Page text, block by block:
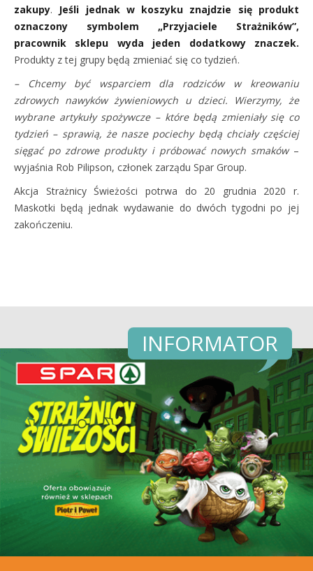
zakupy. Jeśli jednak w koszyku znajdzie się produkt
oznaczony symbolem „Przyjaciele Strażników”,
pracownik sklepu wyda jeden dodatkowy znaczek.
Produkty z tej grupy będą zmieniać się co tydzień.
– Chcemy być wsparciem dla rodziców w kreowaniu
zdrowych nawyków żywieniowych u dzieci. Wierzymy, że
wybrane artykuły spożywcze – które będą zmieniały się co
tydzień – sprawią, że nasze pociechy będą chciały częściej
sięgać po zdrowe produkty i próbować nowych smaków–
wyjaśnia Rob Pilipson, członek zarządu Spar Group.
Akcja Strażnicy Świeżości potrwa do 20 grudnia 2020 r.
Maskotki będą jednak wydawanie do dwóch tygodni po jej
zakończeniu.
INFORMATOR